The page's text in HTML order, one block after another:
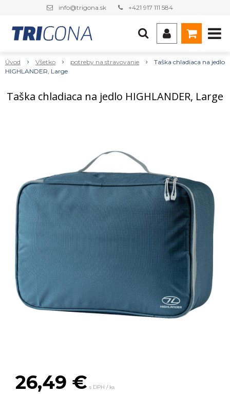
info@trigona.sk +421 917 111 584
Úvod Všetko potreby na stravovanie
Taška chladiaca na jedlo
HIGHLANDER, Large
Taška chladiaca na jedlo HIGHLANDER, Large
26,49 € s DPH / ks